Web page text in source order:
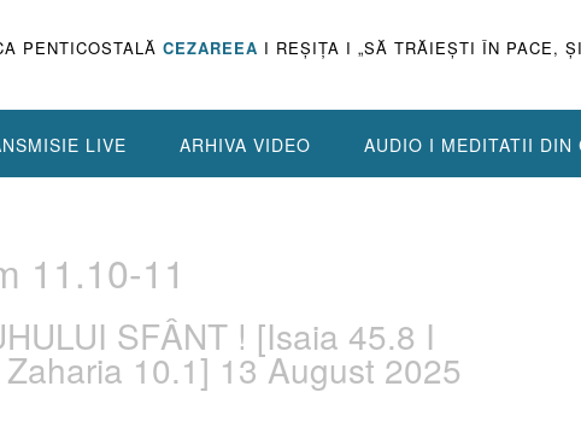
PENTICOSTALĂ CEZAREEA I REŞIŢA I „SĂ TRĂIEŞTI ÎN PACE,
LIVE ARHIVA VIDEO AUDIO I MEDITATII DIN
11.10-11
SFÂNT ! [Isaia 45.8 I
10.1] 13 August 2025